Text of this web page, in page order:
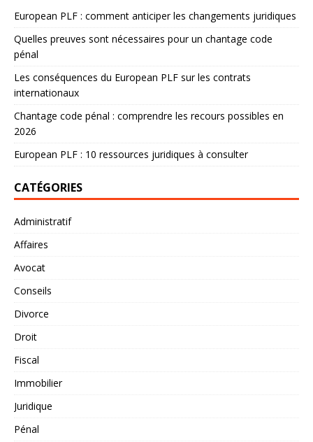
European PLF : comment anticiper les changements juridiques
Quelles preuves sont nécessaires pour un chantage code
pénal
Les conséquences du European PLF sur les contrats
internationaux
Chantage code pénal : comprendre les recours possibles en
2026
European PLF : 10 ressources juridiques à consulter
CATÉGORIES
Administratif
Affaires
Avocat
Conseils
Divorce
Droit
Fiscal
Immobilier
Juridique
Pénal